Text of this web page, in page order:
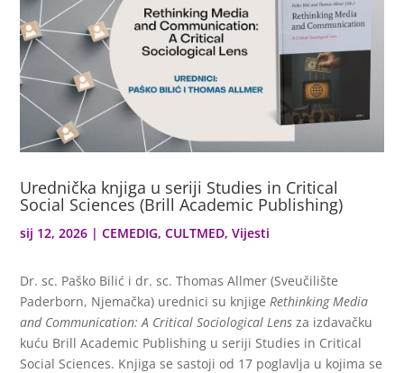
Urednička knjiga u seriji Studies in Critical
Social Sciences (Brill Academic Publishing)
sij 12, 2026 |CEMEDIG,CULTMED,Vijesti
Dr. sc. Paško Bilić i dr. sc. Thomas Allmer (Sveučilište
Paderborn, Njemačka) urednici su knjige Rethinking Media
and Communication: A Critical Sociological Lens za izdavačku
kuću Brill Academic Publishing u seriji Studies in Critical
Social Sciences. Knjiga se sastoji od 17 poglavlja u kojima se